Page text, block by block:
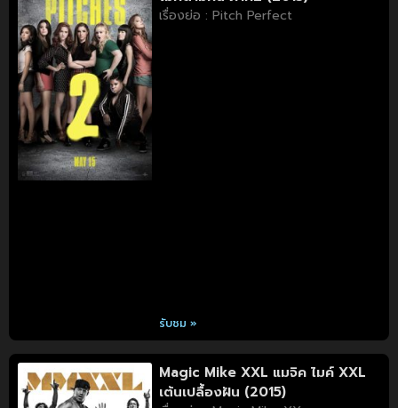
เรื่องย่อ : Pitch Perfect
รับชม »
Magic Mike XXL แมจิค ไมค์ XXL
เต้นเปลื้องฝัน (2015)